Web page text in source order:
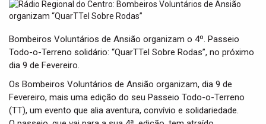
n
Bombeiros Voluntários de Ansião organizam o 4º. Passeio
Todo-o-Terreno solidário: “QuarTTel Sobre Rodas”, no próximo
dia 9 de Fevereiro.
Os Bombeiros Voluntários de Ansião organizam, dia 9 de
Fevereiro, mais uma edição do seu Passeio Todo-o-Terreno
(TT), um evento que alia aventura, convívio e solidariedade.